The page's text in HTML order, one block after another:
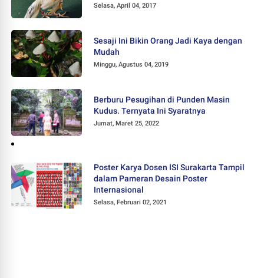
Selasa, April 04, 2017
Sesaji Ini Bikin Orang Jadi Kaya dengan
Mudah
Minggu, Agustus 04, 2019
Berburu Pesugihan di Punden Masin
Kudus. Ternyata Ini Syaratnya
Jumat, Maret 25, 2022
Poster Karya Dosen ISI Surakarta Tampil
dalam Pameran Desain Poster
Internasional
Selasa, Februari 02, 2021